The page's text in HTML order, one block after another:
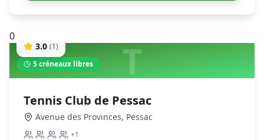
0
T
3.0 (1)
5créneaux libres
Tennis Club de Pessac
Avenue des Provinces, Pessac
+1